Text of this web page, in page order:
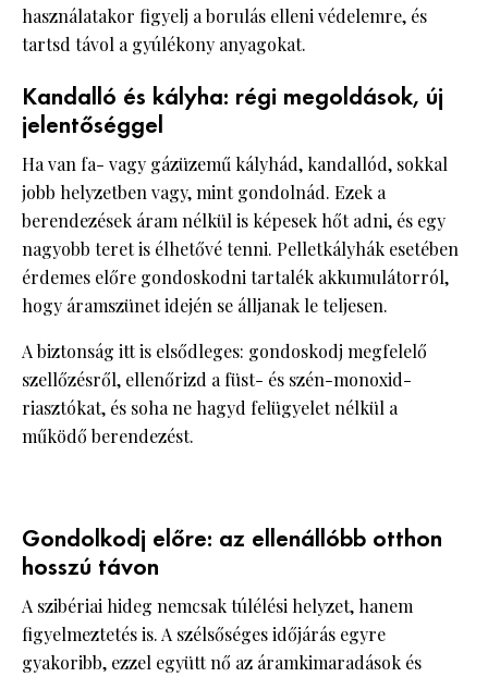
használatakor figyelj a borulás elleni védelemre, és
tartsd távol a gyúlékony anyagokat.
Kandalló és kályha: régi megoldások, új
jelentőséggel
Ha van fa- vagy gázüzemű kályhád, kandallód, sokkal
jobb helyzetben vagy, mint gondolnád. Ezek a
berendezések áram nélkül is képesek hőt adni, és egy
nagyobb teret is élhetővé tenni. Pelletkályhák esetében
érdemes előre gondoskodni tartalék akkumulátorról,
hogy áramszünet idején se álljanak le teljesen.
A biztonság itt is elsődleges: gondoskodj megfelelő
szellőzésről, ellenőrizd a füst- és szén-monoxid-
riasztókat, és soha ne hagyd felügyelet nélkül a
működő berendezést.
Gondolkodj előre: az ellenállóbb otthon
hosszú távon
A szibériai hideg nemcsak túlélési helyzet, hanem
figyelmeztetés is. A szélsőséges időjárás egyre
gyakoribb, ezzel együtt nő az áramkimaradások és